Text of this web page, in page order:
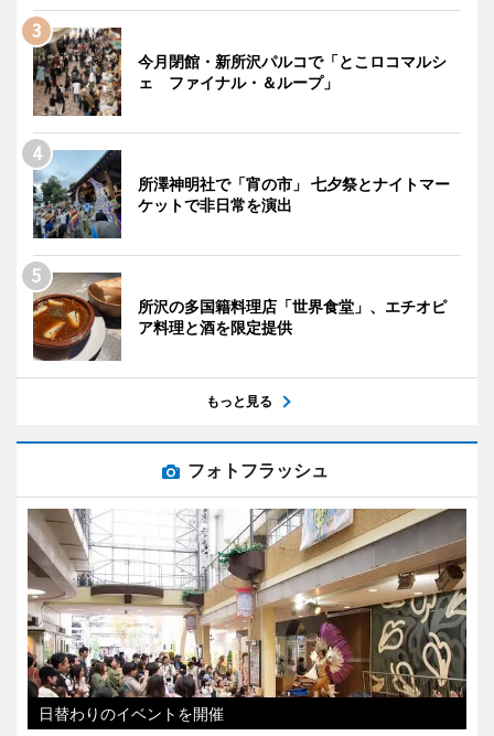
今月閉館・新所沢パルコで「とこロコマルシ
ェ ファイナル・＆ループ」
所澤神明社で「宵の市」 七夕祭とナイトマー
ケットで非日常を演出
所沢の多国籍料理店「世界食堂」、エチオピ
ア料理と酒を限定提供
もっと見る
フォトフラッシュ
日替わりのイベントを開催